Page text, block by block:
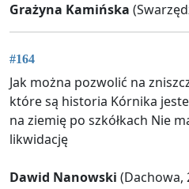
Grażyna Kamińska
#164
Jak można pozwolić na
które są historia Kórnika
na ziemię po szkółkach Nie
likwidację
Dawid Nanowski (Dachowa,